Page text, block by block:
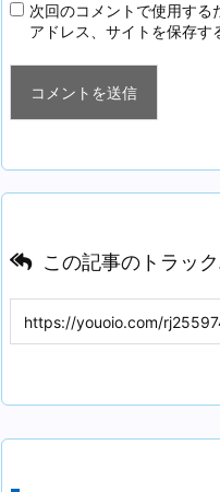
次回のコメントで使用す
アドレス、サイトを保存す
この記事のトラッ